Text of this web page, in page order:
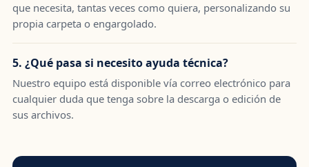
que necesita, tantas veces como quiera, personalizando su
propia carpeta o engargolado.
5. ¿Qué pasa si necesito ayuda técnica?
Nuestro equipo está disponible vía correo electrónico para
cualquier duda que tenga sobre la descarga o edición de
sus archivos.